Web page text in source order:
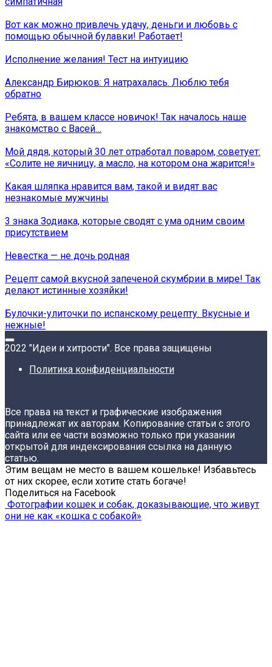
Вот как можно привлечь удачу, деньги и любовь с
помощью обычной булавки! Работает!
Исполнение желания! Тест на интуицию
Александр Бирюков: Я натрахалась. Люблю тебя
обратно
Ребята, в вашем классе новичок! Так началось наше
знакомство с Васей…
Мой дядя, который 30 лет отработал поваром, советует:
«Солите не яичницу, а масло, на котором она жарится!»
Какая шляпка нравится вам, такой и видят вас
незнакомые мужчины
3 знака Зодиака, которые сводят с ума одним своим
присутствием
Невестка — не дочь родная
Рецепт самой вкусной запеченой скумбрии в мире! Так
делают истинные хозяйки!
Булочки-улиточки по испанскому рецепту. Вкусные и
нежные!
2022 "Идеи и хитрости". Все права защищены
Политика конфиденциальности
Все права на текст и графические изображения
принадлежат их авторам. Копирование статьи с этого
сайта или ее части возможно только при указании
открытой для индексирования ссылка на данную
статью.
Этим вещам не место в вашем кошельке! Избавьтесь
от них скорее, если хотите стать богаче!
Поделиться на Facebook
Фотографии кошек и собак, доказывающие, что живут
они не как «кошка с собакой»